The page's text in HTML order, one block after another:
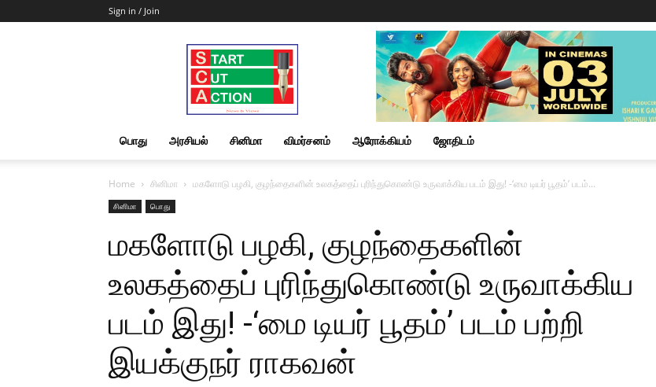
Sign in / Join
Start
Cut
Action
|
News
&
பொது அரசியல் சினிமா விமர்சனம் ஆரோக்கியம் ஜோதிடம்
Home சினிமா மகளோடு பழகி, குழந்தைகளின் உலகத்தைப் புரிந்துகொண்டு உருவாக்கிய படம் இது! -‘மை டியர் பூதம்’ படம்...
சினிமா பொது
மகளோடு பழகி, குழந்தைகளின்
உலகத்தைப் புரிந்துகொண்டு உருவாக்கிய
படம் இது! -‘மை டியர் பூதம்’ படம் பற்றி
இயக்குநர் ராகவன்